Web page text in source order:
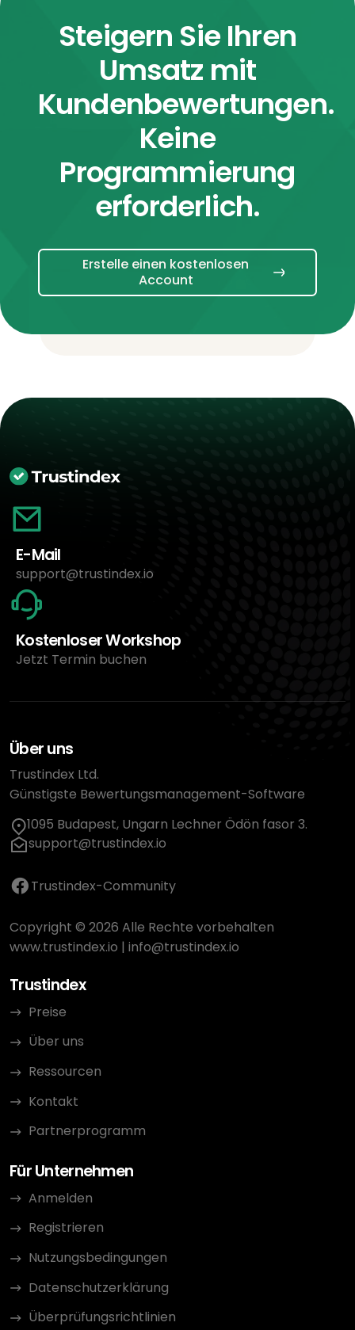
Steigern Sie Ihren
Umsatz mit
Kundenbewertungen.
Keine
Programmierung
erforderlich.
Erstelle einen kostenlosen
Account
E-Mail
support@trustindex.io
Kostenloser Workshop
Jetzt Termin buchen
Über uns
Trustindex Ltd.
Günstigste Bewertungsmanagement-Software
1095 Budapest, Ungarn Lechner Ödön fasor 3.
support@trustindex.io
Trustindex-Community
Copyright © 2026 Alle Rechte vorbehalten
www.trustindex.io | info@trustindex.io
Trustindex
Preise
Über uns
Ressourcen
Kontakt
Partnerprogramm
Für Unternehmen
Anmelden
Registrieren
Nutzungsbedingungen
Datenschutzerklärung
Überprüfungsrichtlinien